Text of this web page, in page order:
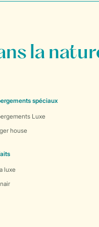
la
spéciaux
Luxe
house
luxe